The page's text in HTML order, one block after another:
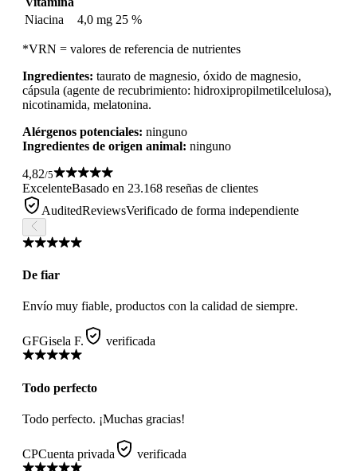
Niacina
4,0 mg 25 %
*VRN = valores de referencia de nutrientes
Ingredientes: taurato de magnesio, óxido de magnesio,
cápsula (agente de recubrimiento: hidroxipropilmetilcelulosa),
nicotinamida, melatonina.
Alérgenos potenciales: ninguno
Ingredientes de origen animal: ninguno
4,82/5
ExcelenteBasado en 23.168 reseñas de clientes
AuditedReviewsVerificado de forma independiente
De fiar
Envío muy fiable, productos con la calidad de siempre.
GFGisela F. verificada
Todo perfecto
Todo perfecto. ¡Muchas gracias!
CPCuenta privada verificada